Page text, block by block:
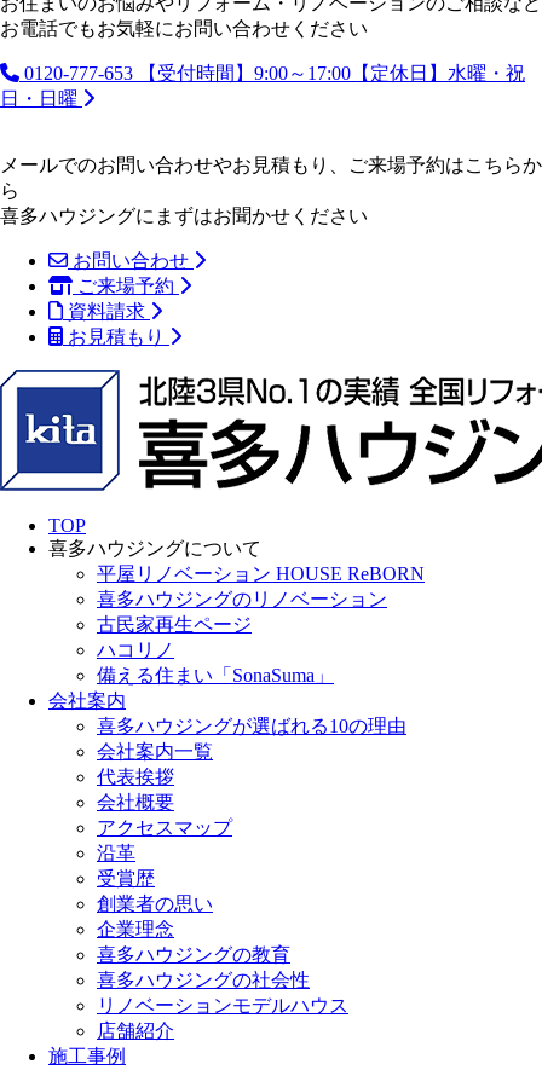
お電話でもお気軽にお問い合わせください
0120-777-653
【受付時間】9:00～17:00【定休日】水曜・祝
日・日曜
メールでのお問い合わせやお見積もり、ご来場予約はこちらか
ら
喜多ハウジングにまずはお聞かせください
お問い合わせ
ご来場予約
資料請求
お見積もり
TOP
喜多ハウジングについて
平屋リノベーション HOUSE ReBORN
喜多ハウジングのリノベーション
古民家再生ページ
ハコリノ
備える住まい「SonaSuma」
会社案内
喜多ハウジングが選ばれる10の理由
会社案内一覧
代表挨拶
会社概要
アクセスマップ
沿革
受賞歴
創業者の思い
企業理念
喜多ハウジングの教育
喜多ハウジングの社会性
リノベーションモデルハウス
店舗紹介
施工事例